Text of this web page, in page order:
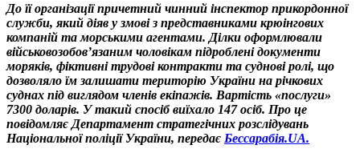
До її організації причетний чинний інспектор прикордонної
служби, який діяв у змові з представниками крюінгових
компаній та морськими агентами. Ділки оформлювали
військовозобов’язаним чоловікам підроблені документи
моряків, фіктивні трудові контракти та суднові ролі, що
дозволяло їм залишати територію України на річкових
суднах під виглядом членів екіпажів. Вартість «послуги»
7300 доларів. У такий спосіб виїхало 147 осіб. Про це
повідомляє Департамент стратегічних розслідувань
Національної поліції України, передає Бессарабія.UA.